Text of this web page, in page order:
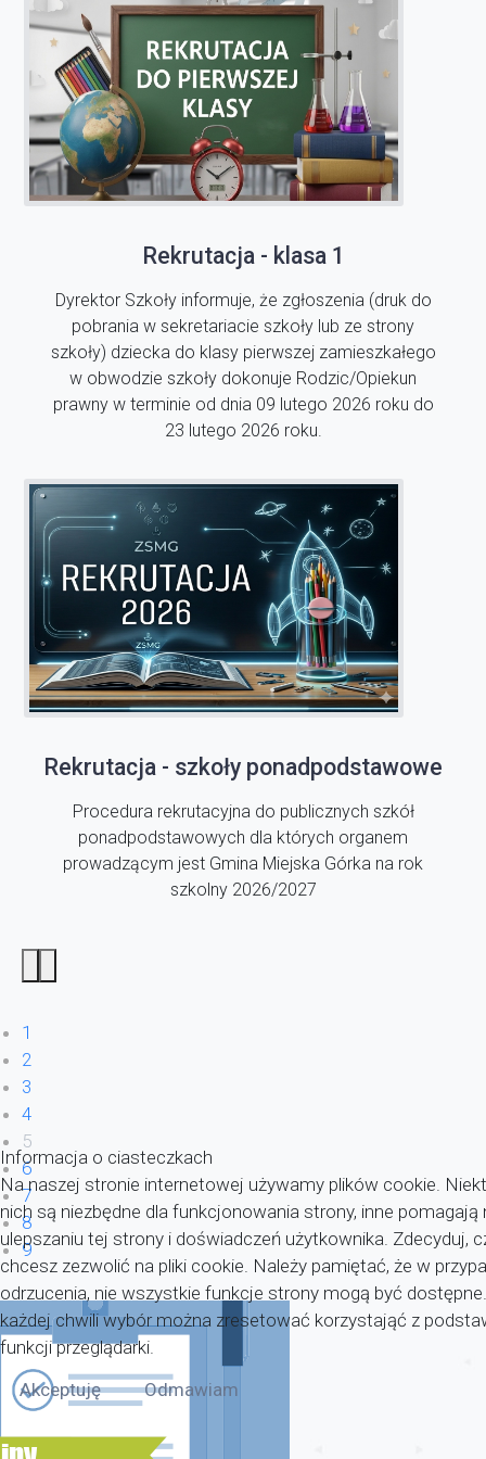
Rekrutacja - klasa 1
Dyrektor Szkoły informuje, że zgłoszenia (druk do
pobrania w sekretariacie szkoły lub ze strony
szkoły) dziecka do klasy pierwszej zamieszkałego
w obwodzie szkoły dokonuje Rodzic/Opiekun
prawny w terminie od dnia 09 lutego 2026 roku do
23 lutego 2026 roku.
Rekrutacja - szkoły ponadpodstawowe
Procedura rekrutacyjna do publicznych szkół
ponadpodstawowych dla których organem
prowadzącym jest Gmina Miejska Górka na rok
szkolny 2026/2027
1
2
3
4
5
6
7
8
9
Informacja o ciasteczkach
Na naszej stronie internetowej używamy plików cookie.
nich są niezbędne dla funkcjonowania strony, inne pomagają
ulepszaniu tej strony i doświadczeń użytkownika. Zdecyduj,
chcesz zezwolić na pliki cookie. Należy pamiętać, że w
odrzucenia, nie wszystkie funkcje strony mogą być
każdej chwili wybór można zresetować korzystająć z
funkcji przeglądarki.
Akceptuję
Odmawiam